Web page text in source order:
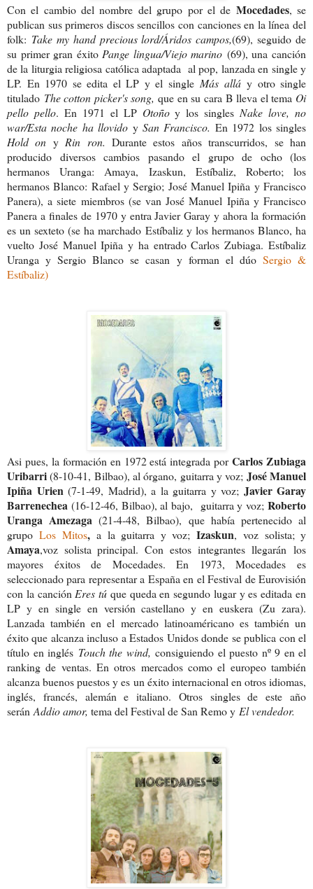
Con el cambio del nombre del grupo por el de Mocedades, se
publican sus primeros discos sencillos con canciones en la línea del
folk: Take my hand precious lord/Áridos campos,(69), seguido de
su primer gran éxito Pange lingua/Viejo marino (69), una canción
de la liturgia religiosa católica adaptada al pop, lanzada en single y
LP. En 1970 se edita el LP y el single Más alláy otro single
titulado The cotton picker's song,que en su cara B lleva el tema Oi
pello pello. En 1971 el LP Otoñoy los singles Nake love, no
war/Esta noche ha llovido ySan Francisco. En 1972 los singles
Hold on y Rin ron.Durante estos años transcurridos, se han
producido diversos cambios pasando el grupo de ocho (los
hermanos Uranga: Amaya, Izaskun, Estíbaliz, Roberto; los
hermanos Blanco: Rafael y Sergio; José Manuel Ipiña y Francisco
Panera), a siete miembros (se van José Manuel Ipiña y Francisco
Panera a finales de 1970 y entra Javier Garay y ahora la formación
es un sexteto (se ha marchado Estíbaliz y los hermanos Blanco, ha
vuelto José Manuel Ipiña y ha entrado Carlos Zubiaga. Estíbaliz
Uranga y Sergio Blanco se casan y forman el dúo Sergio &
Estíbaliz)
Asi pues, la formación en 1972 está integrada porCarlos Zubiaga
Uribarri(8-10-41, Bilbao), al órgano, guitarra y voz; José Manuel
Ipiña Urien (7-1-49, Madrid), a la guitarra y voz; Javier Garay
Barrenechea (16-12-46, Bilbao), al bajo, guitarra y voz; Roberto
Uranga Amezaga (21-4-48, Bilbao), que había pertenecido al
grupoLos Mitos,a la guitarra y voz; Izaskun, voz solista; y
Amaya,voz solista principal. Con estos integrantes llegarán los
mayores éxitos de Mocedades. En 1973, Mocedades es
seleccionado para representar a España en el Festival de Eurovisión
con la canción Eres tú que queda en segundo lugar y es editada en
LP y en single en versión castellano y en euskera (Zu zara).
Lanzada también en el mercado latinoaméricano es también un
éxito que alcanza incluso a Estados Unidos donde se publica con el
título en inglés Touch the wind, consiguiendo el puesto nº 9 en el
ranking de ventas. En otros mercados como el europeo también
alcanza buenos puestos y es un éxito internacional en otros idiomas,
inglés, francés, alemán e italiano. Otros singles de este año
serán Addio amor, tema del Festival de San Remo y El vendedor.